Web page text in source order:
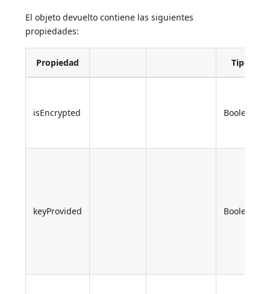
El objeto devuelto contiene las siguientes
propiedades:
Propiedad Tipo
isEncrypted Boolean
keyProvided Boolean